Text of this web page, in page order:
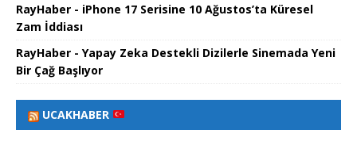
RayHaber - iPhone 17 Serisine 10 Ağustos’ta Küresel
Zam İddiası
RayHaber - Yapay Zeka Destekli Dizilerle Sinemada Yeni
Bir Çağ Başlıyor
UCAKHABER